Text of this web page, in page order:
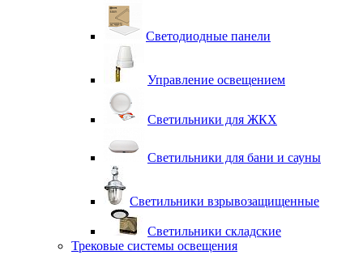
Светодиодные панели
Управление освещением
Светильники для ЖКХ
Светильники для бани и сауны
Светильники взрывозащищенные
Светильники складские
Трековые системы освещения